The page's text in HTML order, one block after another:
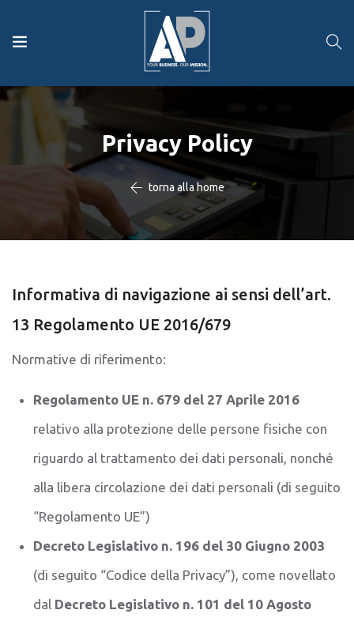
Privacy Policy
torna alla home
Informativa di navigazione ai sensi dell’art.
13 Regolamento UE 2016/679
Normative di riferimento:
Regolamento UE n. 679 del 27 Aprile 2016
relativo alla protezione delle persone fisiche con
riguardo al trattamento dei dati personali, nonché
alla libera circolazione dei dati personali (di seguito
“Regolamento UE”)
Decreto Legislativo n. 196 del 30 Giugno 2003
(di seguito “Codice della Privacy”), come novellato
dal Decreto Legislativo n. 101 del 10 Agosto